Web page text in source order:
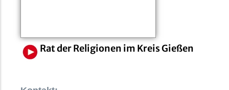
Rat der Religionen im Kreis Gießen